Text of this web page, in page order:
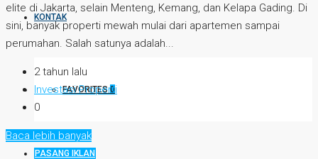
KONTAK
FAVORITES0
PASANG IKLAN
elite di Jakarta, selain Menteng, Kemang, dan Kelapa Gading. Di
sini, banyak properti mewah mulai dari apartemen sampai
perumahan. Salah satunya adalah...
2 tahun lalu
Investasi Properti
0
Baca lebih banyak